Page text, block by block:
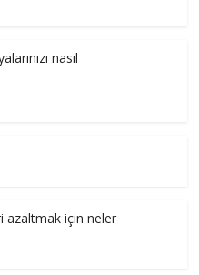
nasıl
azaltmak için neler